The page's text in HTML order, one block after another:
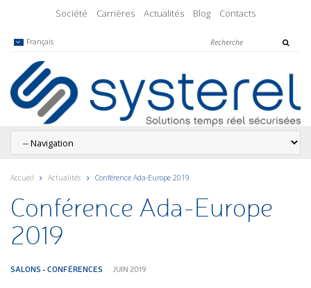
Société Carrières Actualités Blog Contacts
Français
Accueil Actualités Conférence Ada-Europe 2019
Conférence Ada-Europe
2019
SALONS - CONFÉRENCES JUIN 2019